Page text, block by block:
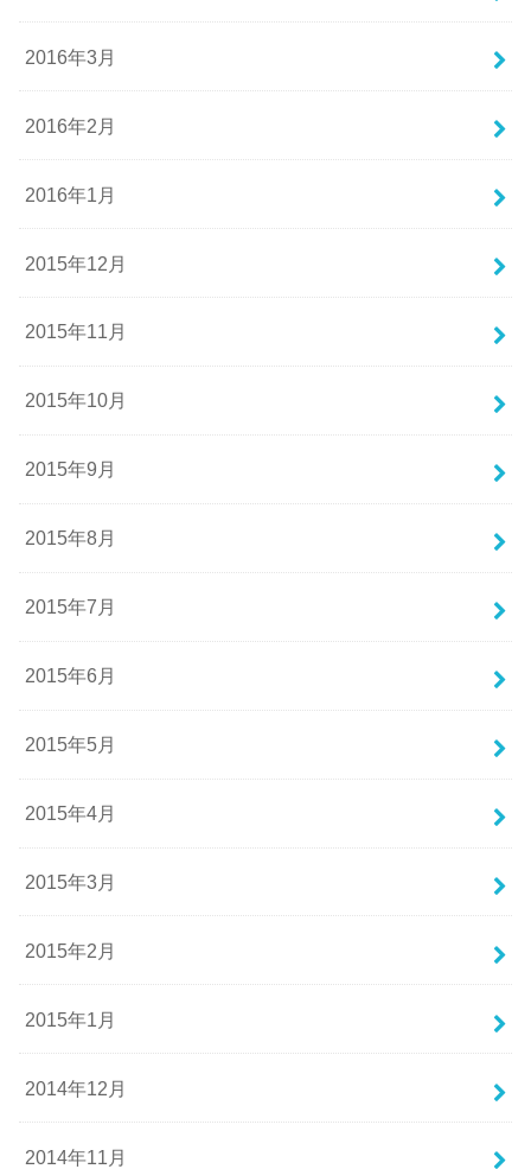
2016年3月
2016年2月
2016年1月
2015年12月
2015年11月
2015年10月
2015年9月
2015年8月
2015年7月
2015年6月
2015年5月
2015年4月
2015年3月
2015年2月
2015年1月
2014年12月
2014年11月